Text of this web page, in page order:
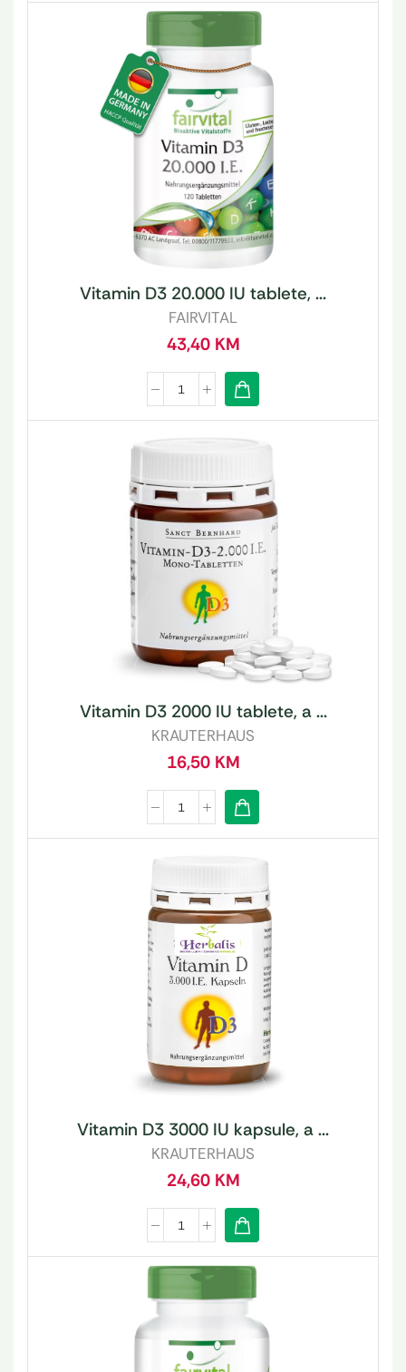
Vitamin D3 20.000 IU tablete, ...
FAIRVITAL
43,40 KM
Vitamin D3 2000 IU tablete, a ...
KRAUTERHAUS
16,50 KM
Vitamin D3 3000 IU kapsule, a ...
KRAUTERHAUS
24,60 KM